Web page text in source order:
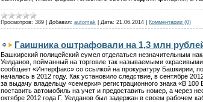
Просмотров: 389 Добавил: automak Дата: 21.06.2014 Комментарии (0)
Гаишника оштрафовали на 1,3 млн
Башкирский полицейский сумел отделаться незначительным
Уелданов, пойманный на торговле так называемыми
сообщает «Интерфакс» со ссылкой на прокуратуру Башкирии,
началась в 2012 году. Как установило следствие, в сентябре
за выдачу владельцу «семерки» регистрационного знака «В
поставить автомобиль на учет и предоставить номер, а через
октябре 2012 года Г. Уелданов был задержан в своем рабочем